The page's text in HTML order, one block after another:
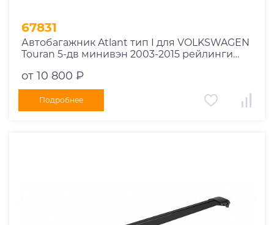
67831
Автобагажник Atlant тип I для VOLKSWAGEN
Touran 5-дв минивэн 2003-2015 рейлинги
от 10 800 ₽
Подробнее